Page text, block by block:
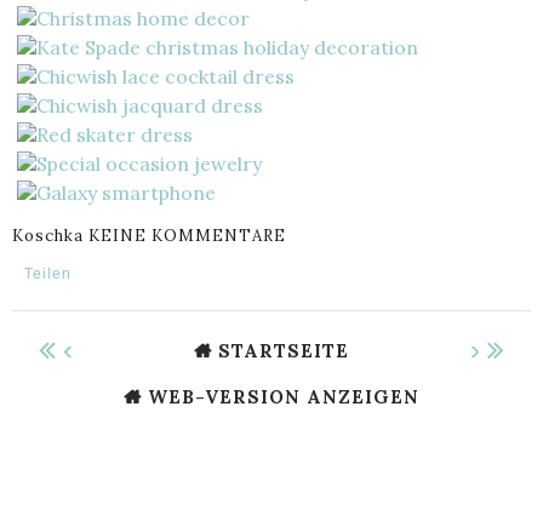
Koschka KEINE KOMMENTARE
Teilen
‹ ›
STARTSEITE
WEB-VERSION ANZEIGEN